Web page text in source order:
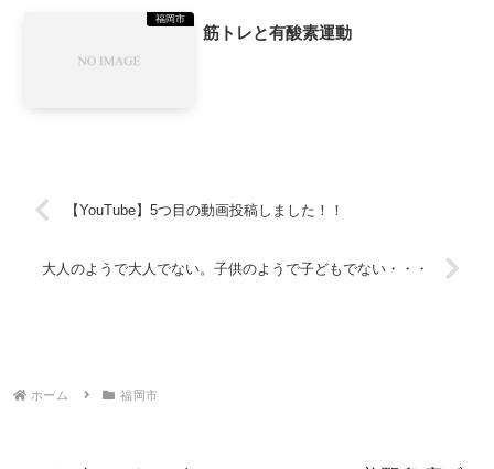
福岡市
筋トレと有酸素運動
【YouTube】5つ目の動画投稿しました！！
大人のようで大人でない。子供のようで子どもでない・・・
ホーム 福岡市